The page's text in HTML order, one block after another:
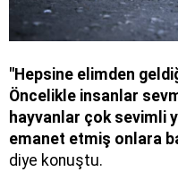
"Hepsine elimden
Öncelikle insanlar
hayvanlar çok sevimli
emanet etmiş onlara
diye konuştu.